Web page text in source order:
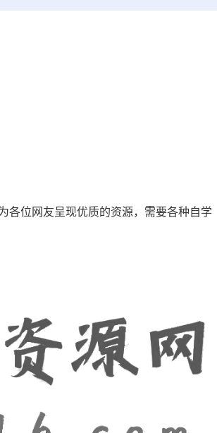
各位网友呈现优质的资源，需要各种自学